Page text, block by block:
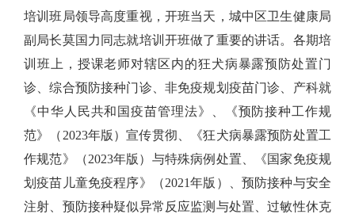
培训班局领导高度重视，开班当天，城中区卫生健康局
副局长莫国力同志就培训开班做了重要的讲话。各期培
训班上，授课老师对辖区内的狂犬病暴露预防处置门
诊、综合预防接种门诊、非免疫规划疫苗门诊、产科就
《中华人民共和国疫苗管理法》
、《预防接种工作规
范》（ 2023年版）宣传贯彻、
《狂犬病暴露预防处置工
作规范》（2023年版）与特殊病例处置、
《国家免疫规
划疫苗儿童免疫程序》（2021年版）、预防接种与安全
注射、预防接种疑似异常反应监测与处置、过敏性休克